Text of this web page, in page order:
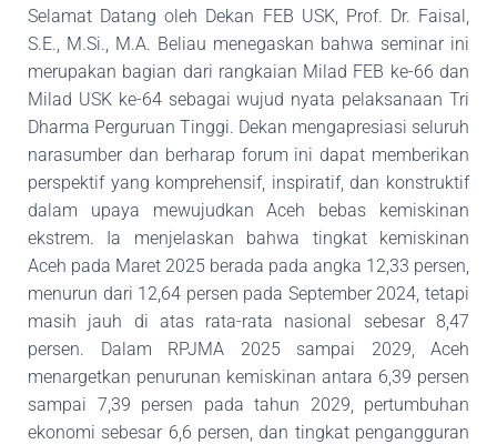
Selamat Datang oleh Dekan FEB USK, Prof. Dr. Faisal,
S.E., M.Si., M.A. Beliau menegaskan­­ bahwa seminar ini
merupakan bagian dari rangkaian Milad FEB ke-66 dan
Milad USK ke-64 sebagai wujud nyata pelaksanaan Tri
Dharma Perguruan Tinggi. Dekan mengapresiasi seluruh
narasumber dan berharap forum ini dapat memberikan
perspektif yang komprehensif, inspiratif, dan konstruktif
dalam upaya mewujudkan Aceh bebas kemiskinan
ekstrem. Ia menjelaskan bahwa tingkat kemiskinan
Aceh pada Maret 2025 berada pada angka 12,33 persen,
menurun dari 12,64 persen pada September 2024, tetapi
masih jauh di atas rata-rata nasional sebesar 8,47
persen. Dalam RPJMA 2025 sampai 2029, Aceh
menargetkan penurunan kemiskinan antara 6 ,39 persen
sampai 7 ,39 persen pada tahun 2029, pertumbuhan
ekonomi sebesar 6,6 persen, dan tingkat pengangguran